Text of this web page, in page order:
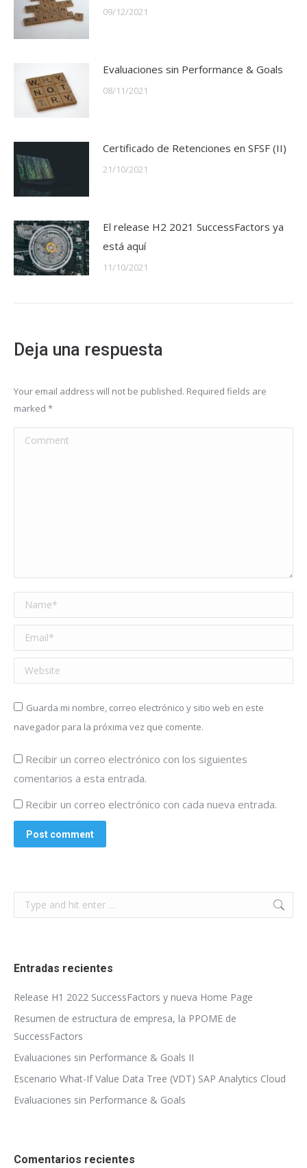
09/12/2021
Evaluaciones sin Performance & Goals
08/11/2021
Certificado de Retenciones en SFSF (II)
21/10/2021
El release H2 2021 SuccessFactors ya
está aquí
11/10/2021
Deja una respuesta
Your email address will not be published. Required fields are
marked *
Comment
Name *
Email *
Website
Guarda mi nombre, correo electrónico y sitio web en este
navegador para la próxima vez que comente.
Recibir un correo electrónico con los siguientes
comentarios a esta entrada.
Recibir un correo electrónico con cada nueva entrada.
Post comment
Search:
Entradas recientes
Release H1 2022 SuccessFactors y nueva Home Page
Resumen de estructura de empresa, la PPOME de
SuccessFactors
Evaluaciones sin Performance & Goals II
Escenario What-If Value Data Tree (VDT) SAP Analytics Cloud
Evaluaciones sin Performance & Goals
Comentarios recientes